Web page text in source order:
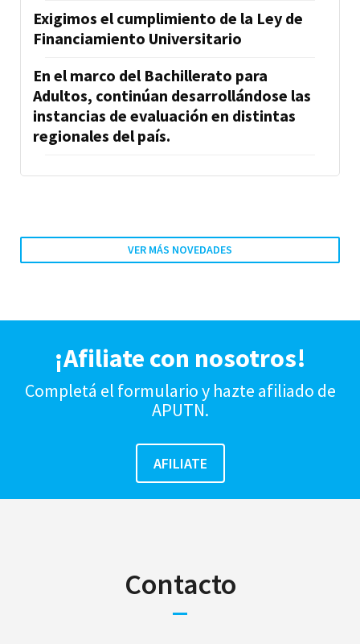
Exigimos el cumplimiento de la Ley de
Financiamiento Universitario
En el marco del Bachillerato para
Adultos, continúan desarrollándose las
instancias de evaluación en distintas
regionales del país.
VER MÁS NOVEDADES
¡Afiliate con nosotros!
Completá el formulario y hazte afiliado de
APUTN.
Contacto